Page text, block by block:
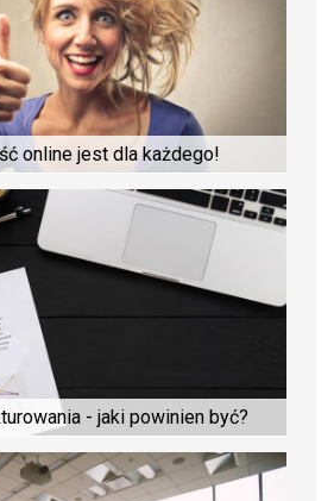
online jest dla każdego!
- jaki powinien być?